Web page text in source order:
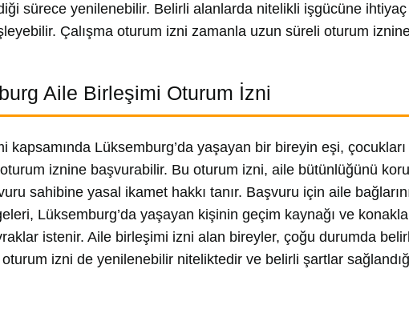
sürece yenilenebilir. Belirli alanlarda nitelikli işgücüne
Çalışma oturum izni zamanla uzun süreli oturum
Aile Birleşimi Oturum İzni
kapsamında Lüksemburg’da yaşayan bir bireyin eşi,
iznine başvurabilir. Bu oturum izni, aile bütünlüğünü
sahibine yasal ikamet hakkı tanır. Başvuru için aile
Lüksemburg’da yaşayan kişinin geçim kaynağı ve
istenir. Aile birleşimi izni alan bireyler, çoğu durumda
izni de yenilenebilir niteliktedir ve belirli şartlar